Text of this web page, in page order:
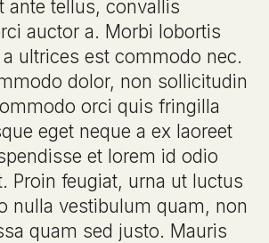
ante tellus, convallis
auctor a. Morbi lobortis
ultrices est commodo nec.
dolor, non sollicitudin
orci quis fringilla
eget neque a ex laoreet
et lorem id odio
Proin feugiat, urna ut luctus
nulla vestibulum quam, non
quam sed justo. Mauris